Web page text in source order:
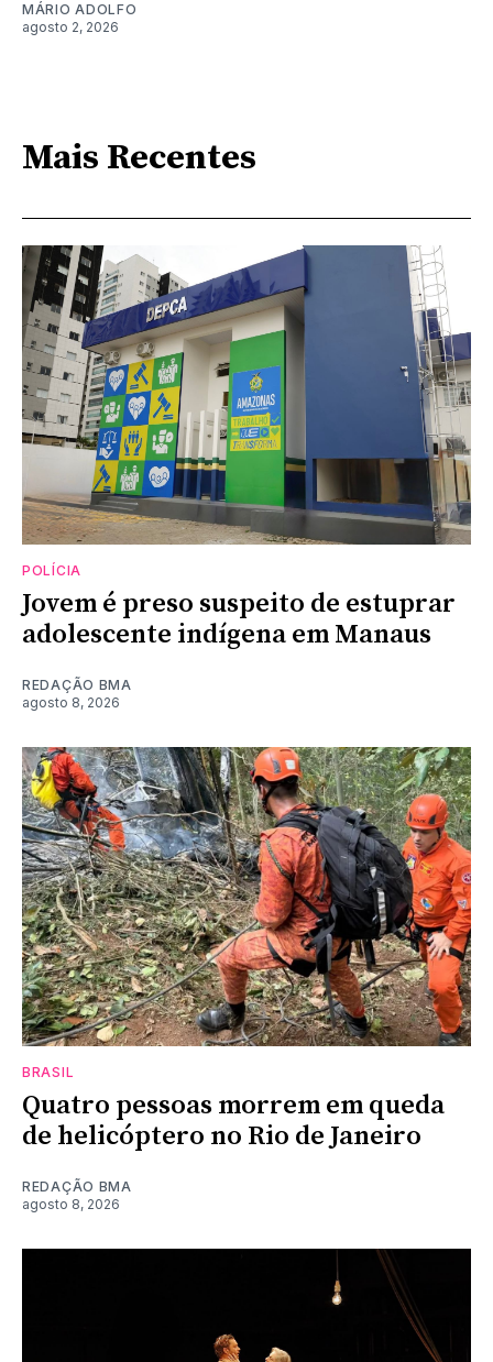
MÁRIO ADOLFO
agosto 2, 2026
Mais Recentes
POLÍCIA
Jovem é preso suspeito de estuprar
adolescente indígena em Manaus
REDAÇÃO BMA
agosto 8, 2026
BRASIL
Quatro pessoas morrem em queda
de helicóptero no Rio de Janeiro
REDAÇÃO BMA
agosto 8, 2026